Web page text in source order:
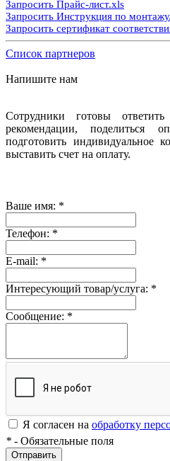
Запросить Прайс-лист.xls
Запросить Инструкция по
Запросить сертификат
Список партнеров
Напишите нам
Сотрудники готовы
рекомендации, поделиться
подготовить индивидуальное
выставить счет на оплату.
Ваше имя: *
Телефон: *
E-mail: *
Интересующий товар/услуга: *
Сообщение: *
Я согласен на обработку
* - Обязательные поля
Отправить